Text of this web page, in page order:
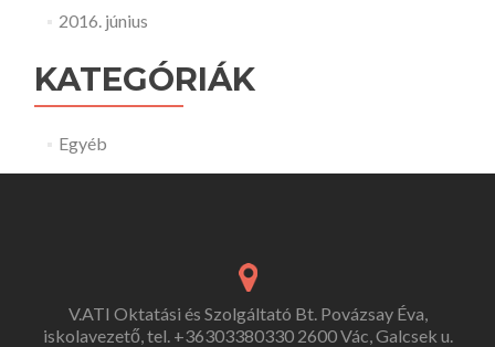
2016. június
KATEGÓRIÁK
Egyéb
V.ATI Oktatási és Szolgáltató Bt. Povázsay Éva,
iskolavezető, tel. +36303380330 2600 Vác, Galcsek u.